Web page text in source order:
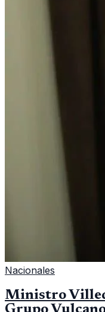
Nacionales
Ministro